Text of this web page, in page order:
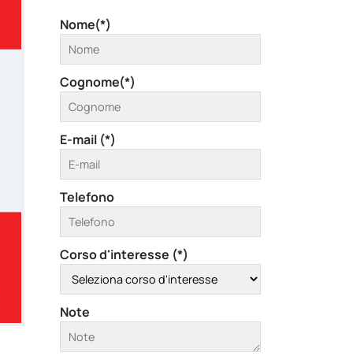
Nome(*)
Cognome(*)
E-mail (*)
Telefono
Corso d'interesse (*)
Note